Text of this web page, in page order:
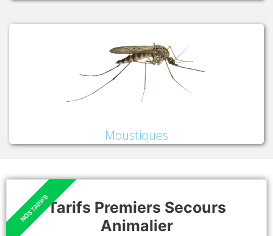
Moustiques
Tarifs Premiers Secours
Animalier